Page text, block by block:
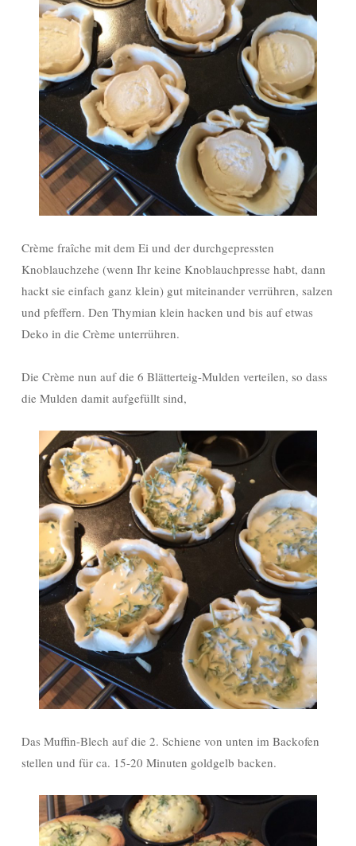
Crème fraîche mit dem Ei und der durchgepressten
Knoblauchzehe (wenn Ihr keine Knoblauchpresse habt, dann
hackt sie einfach ganz klein) gut miteinander verrühren, salzen
und pfeffern. Den Thymian klein hacken und bis auf etwas
Deko in die Crème unterrühren.
Die Crème nun auf die 6 Blätterteig-Mulden verteilen, so dass
die Mulden damit aufgefüllt sind,
Das Muffin-Blech auf die 2. Schiene von unten im Backofen
stellen und für ca. 15-20 Minuten goldgelb backen.